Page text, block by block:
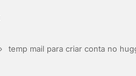
› temp mail para criar conta no